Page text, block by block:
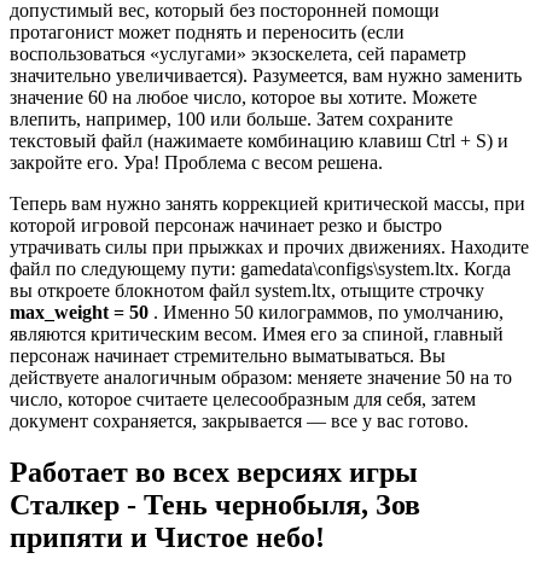
допустимый вес, который без посторонней помощи
протагонист может поднять и переносить (если
воспользоваться «услугами» экзоскелета, сей параметр
значительно увеличивается). Разумеется, вам нужно заменить
значение 60 на любое число, которое вы хотите. Можете
влепить, например, 100 или больше. Затем сохраните
текстовый файл (нажимаете комбинацию клавиш Ctrl + S) и
закройте его. Ура! Проблема с весом решена.
Теперь вам нужно занять коррекцией критической массы, при
которой игровой персонаж начинает резко и быстро
утрачивать силы при прыжках и прочих движениях. Находите
файл по следующему пути: gamedata\configs\system.ltx. Когда
вы откроете блокнотом файл system.ltx, отыщите строчку
max_weight = 50 . Именно 50 килограммов, по умолчанию,
являются критическим весом. Имея его за спиной, главный
персонаж начинает стремительно выматываться. Вы
действуете аналогичным образом: меняете значение 50 на то
число, которое считаете целесообразным для себя, затем
документ сохраняется, закрывается — все у вас готово.
Работает во всех версиях игры
Сталкер - Тень чернобыля, Зов
припяти и Чистое небо!